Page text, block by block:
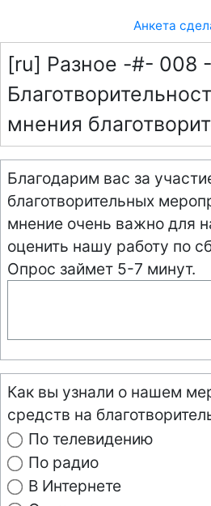
Анкета
[ru] Разное -#- 008 -
мнения
Благодарим вас за
благотворительных
мнение очень важно для
оценить нашу работу по
Опрос займет 5-7 минут.
Как вы узнали о нашем
средств на
По телевидению
По радио
В Интернете